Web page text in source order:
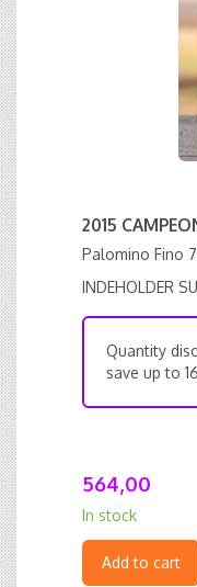
2015
Palomino Fino
INDEHOLDER
Quantity
save up to
564,00
In stock
Add to cart